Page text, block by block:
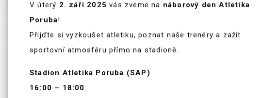
V úterý 2. září 2025 vás zveme na náborový den Atletika
Poruba!
Přijďte si vyzkoušet atletiku, poznat naše trenéry a zažít
sportovní atmosféru přímo na stadioně.
Stadion Atletika Poruba (SAP)
16:00 – 18:00